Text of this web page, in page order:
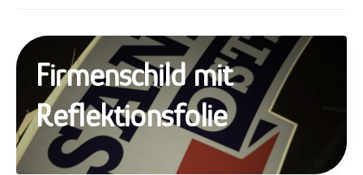
Firmenschild mit
Reflektionsfolie